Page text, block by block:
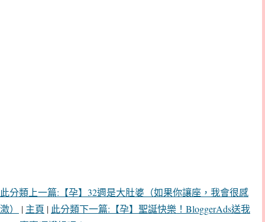
此分類上一篇:【孕】32週是大肚婆（如果你讓座，我會很感
激）
| 主頁 | 此分類下一篇:【孕】聖誕快樂！BloggerAds送我